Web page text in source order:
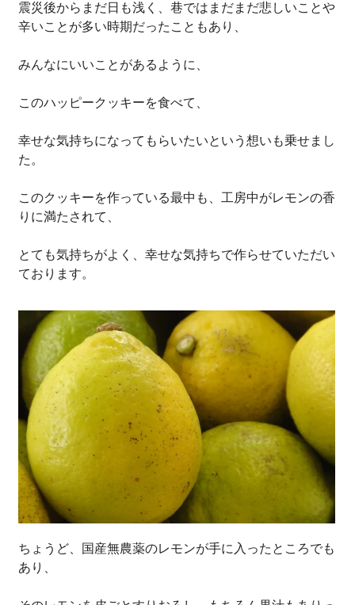
震災後からまだ日も浅く、巷ではまだまだ悲しいことや
辛いことが多い時期だったこともあり、
みんなにいいことがあるように、
このハッピークッキーを食べて、
幸せな気持ちになってもらいたいという想いも乗せまし
た。
このクッキーを作っている最中も、工房中がレモンの香
りに満たされて、
とても気持ちがよく、幸せな気持ちで作らせていただい
ております。
ちょうど、国産無農薬のレモンが手に入ったところでも
あり、